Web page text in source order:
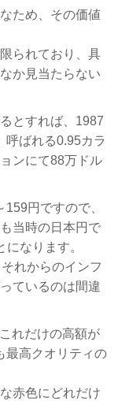
ため、その価値
られており、具
か見当たらない
とすれば、1987
呼ばれる0.95カラ
ンにて88万ドル
円ですので、
当時の日本円で
なります。
れからのインフ
ているのは間違
れだけの高額が
最高クオリティの
赤色にどれだけ